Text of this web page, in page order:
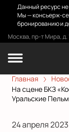
Данный ресурс
Мы — консьерж-
бронированию и
Москва, пр-т Мира, д.
Главная
На сцене БКЗ
Уральские
24 апреля 2023